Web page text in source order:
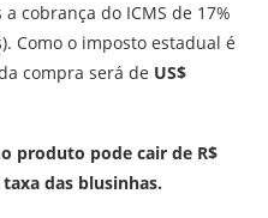
cobrança do ICMS de 17%
Como o imposto estadual é
compra será de US$
produto pode cair de R$
das blusinhas.